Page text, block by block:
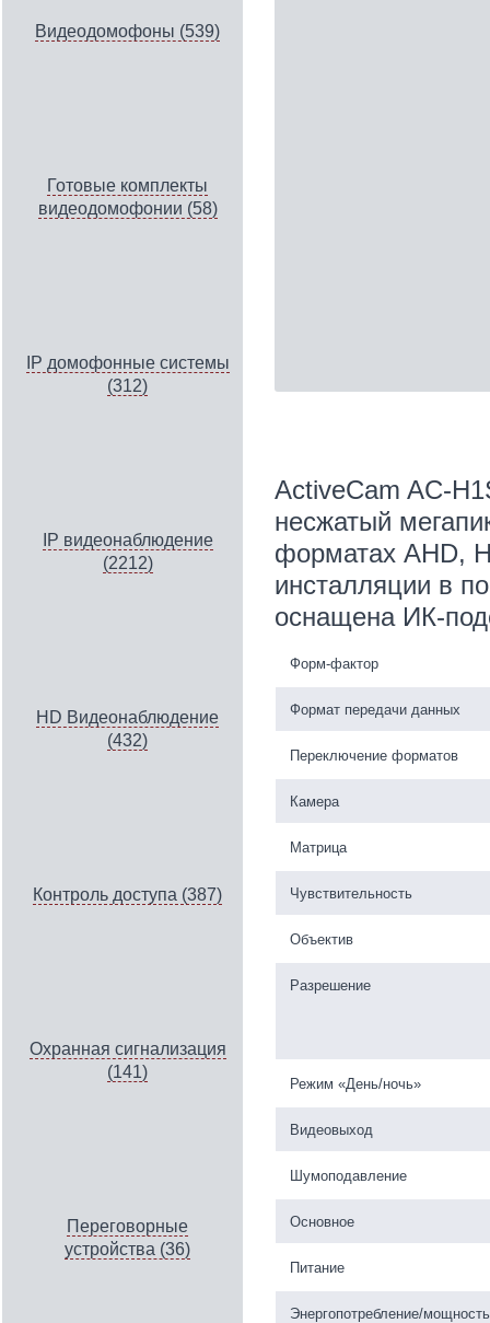
Видеодомофоны (539)
Готовые комплекты
видеодомофонии (58)
IP домофонные системы
(312)
IP видеонаблюдение
(2212)
HD Видеонаблюдение
(432)
Контроль доступа (387)
Охранная сигнализация
(141)
Переговорные
устройства (36)
ActiveCam AC-
несжатый
форматах AHD,
инсталляции в
оснащена ИК-
Форм-фактор
Формат передачи данных
Переключение форматов
Камера
Матрица
Чувствительность
Объектив
Разрешение
Режим «День/ночь»
Видеовыход
Шумоподавление
Основное
Питание
Энергопотребление/мощность